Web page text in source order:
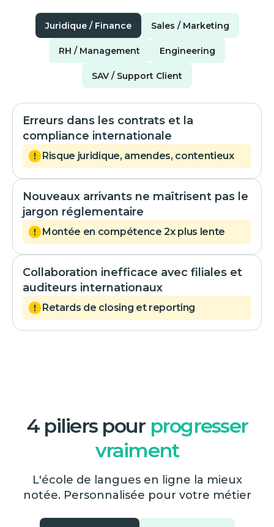
Juridique / Finance Sales / Marketing
RH / Management Engineering
SAV / Support Client
Erreurs dans les contrats et la
compliance internationale
Risque juridique, amendes, contentieux
Nouveaux arrivants ne maîtrisent pas le
jargon réglementaire
Montée en compétence 2x plus lente
Collaboration inefficace avec filiales et
auditeurs internationaux
Retards de closing et reporting
4 piliers pour progresser
vraiment
L'école de langues en ligne la mieux
notée. Personnalisée pour votre métier